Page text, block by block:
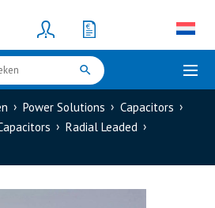
Power Solutions
Capacitors
Radial Leaded